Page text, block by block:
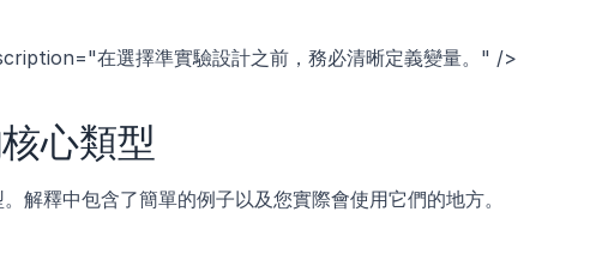
在選擇準實驗設計之前，務必清晰定義變量。" />
心類型
解釋中包含了簡單的例子以及您實際會使用它們的地方。